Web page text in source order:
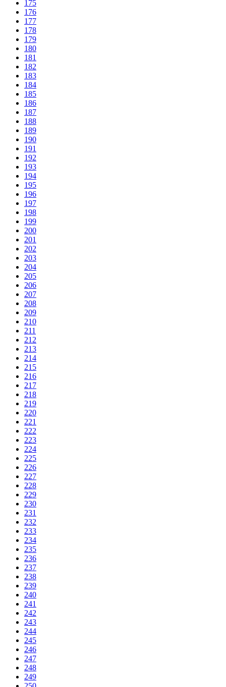
175
176
177
178
179
180
181
182
183
184
185
186
187
188
189
190
191
192
193
194
195
196
197
198
199
200
201
202
203
204
205
206
207
208
209
210
211
212
213
214
215
216
217
218
219
220
221
222
223
224
225
226
227
228
229
230
231
232
233
234
235
236
237
238
239
240
241
242
243
244
245
246
247
248
249